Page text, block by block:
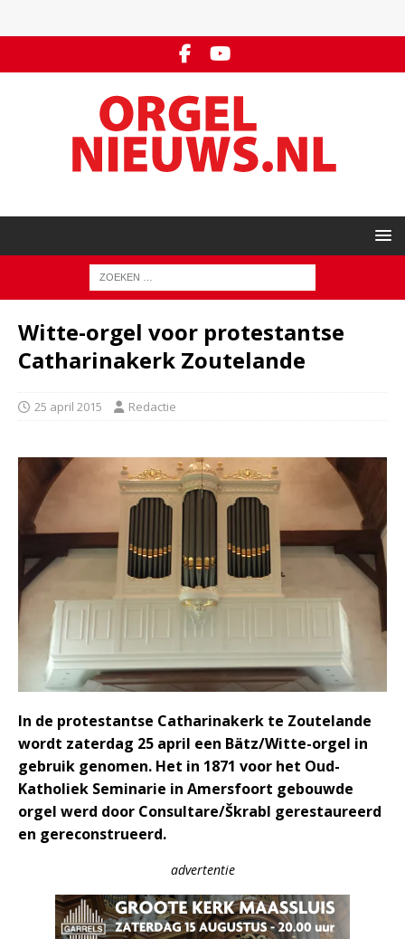
Witte-orgel voor protestantse
Catharinakerk Zoutelande
25 april 2015 Redactie
In de protestantse Catharinakerk te Zoutelande
wordt zaterdag 25 april een Bätz/Witte-orgel in
gebruik genomen. Het in 1871 voor het Oud-
Katholiek Seminarie in Amersfoort gebouwde
orgel werd door Consultare/Škrabl gerestaureerd
en gereconstrueerd.
advertentie